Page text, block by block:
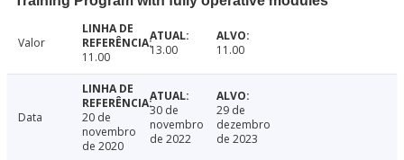
Valor
11.00
13.00 11.00
Data
20 de
novembro
de 2020
30 de
novembro
de 2022
29 de
dezembro
de 2023